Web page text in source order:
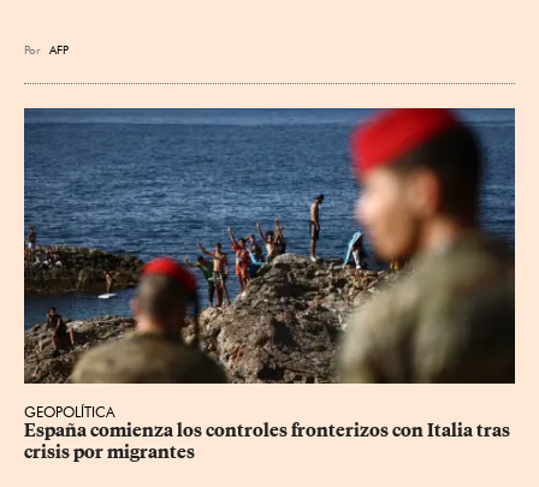
Por AFP
GEOPOLÍTICA
España comienza los controles fronterizos con Italia tras
crisis por migrantes